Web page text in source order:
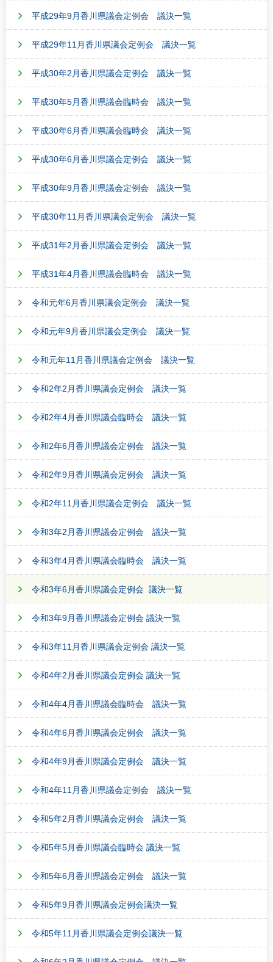
平成29年9月香川県議会定例会 議決一覧
平成29年11月香川県議会定例会 議決一覧
平成30年2月香川県議会定例会 議決一覧
平成30年5月香川県議会臨時会 議決一覧
平成30年6月香川県議会臨時会 議決一覧
平成30年6月香川県議会定例会 議決一覧
平成30年9月香川県議会定例会 議決一覧
平成30年11月香川県議会定例会 議決一覧
平成31年2月香川県議会定例会 議決一覧
平成31年4月香川県議会臨時会 議決一覧
令和元年6月香川県議会定例会 議決一覧
令和元年9月香川県議会定例会 議決一覧
令和元年11月香川県議会定例会 議決一覧
令和2年2月香川県議会定例会 議決一覧
令和2年4月香川県議会臨時会 議決一覧
令和2年6月香川県議会定例会 議決一覧
令和2年9月香川県議会定例会 議決一覧
令和2年11月香川県議会定例会 議決一覧
令和3年2月香川県議会定例会 議決一覧
令和3年4月香川県議会臨時会 議決一覧
令和3年6月香川県議会定例会 議決一覧
令和3年9月香川県議会定例会 議決一覧
令和3年11月香川県議会定例会 議決一覧
令和4年2月香川県議会定例会 議決一覧
令和4年4月香川県議会臨時会 議決一覧
令和4年6月香川県議会定例会 議決一覧
令和4年9月香川県議会定例会 議決一覧
令和4年11月香川県議会定例会 議決一覧
令和5年2月香川県議会定例会 議決一覧
令和5年5月香川県議会臨時会 議決一覧
令和5年6月香川県議会定例会 議決一覧
令和5年9月香川県議会定例会議決一覧
令和5年11月香川県議会定例会議決一覧